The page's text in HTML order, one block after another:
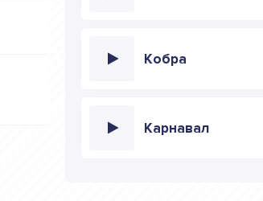
Кобра
Карнавал